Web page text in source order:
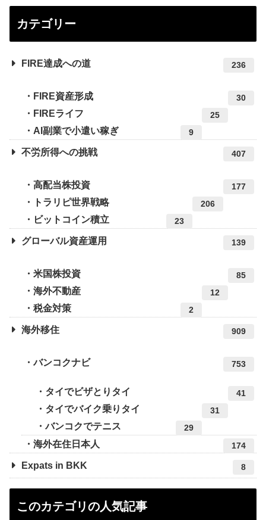
カテゴリー
FIRE達成への道 236
FIRE資産形成 30
FIREライフ 25
AI副業で小遣い稼ぎ 9
不労所得への挑戦 407
高配当株投資 177
トラリピ世界戦略 206
ビットコイン積立 23
グローバル資産運用 139
米国株投資 85
海外不動産 12
税金対策 2
海外移住 909
バンコクナビ 753
タイでビザとりタイ 41
タイでバイク乗りタイ 31
バンコクでテニス 29
海外在住日本人 174
Expats in BKK 8
このカテゴリの人気記事